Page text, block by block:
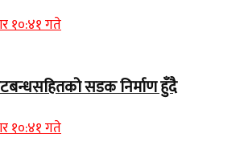
१०:४१ गते
सडक निर्माण हुँदै
१०:४१ गते